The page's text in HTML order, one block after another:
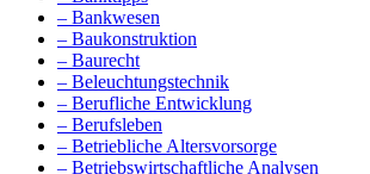
– Bankwesen
– Baukonstruktion
– Baurecht
– Beleuchtungstechnik
– Berufliche Entwicklung
– Berufsleben
– Betriebliche Altersvorsorge
– Betriebswirtschaftliche Analysen